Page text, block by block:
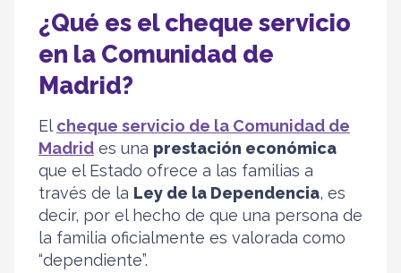
¿Qué es el cheque servicio
en la Comunidad de
Madrid?
El cheque servicio de la Comunidad de
Madrid es una prestación económica
que el Estado ofrece a las familias a
través de la Ley de la Dependencia, es
decir, por el hecho de que una persona de
la familia oficialmente es valorada como
“dependiente”.